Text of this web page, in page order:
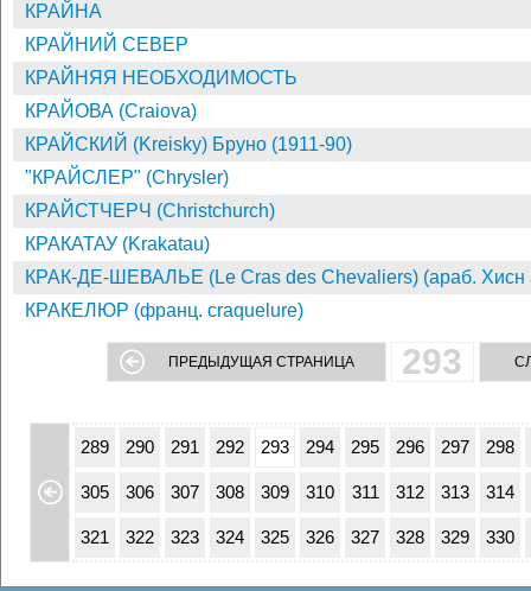
КРАЙНА
КРАЙНИЙ СЕВЕР
КРАЙНЯЯ НЕОБХОДИМОСТЬ
КРАЙОВА (Craiova)
КРАЙСКИЙ (Kreisky) Бруно (1911-90)
"КРАЙСЛЕР" (Chrysler)
КРАЙСТЧЕРЧ (Christchurch)
КРАКАТАУ (Krakatau)
КРАК-ДЕ-ШЕВАЛЬЕ (Le Cras des Chevaliers) (араб. Хисн
КРАКЕЛЮР (франц. craquelure)
ПРЕДЫДУЩАЯ СТРАНИЦА 293
272
289 290 291 292 293 294 295 296 297 298
305 306 307 308 309 310 311 312 313 314
321 322 323 324 325 326 327 328 329 330